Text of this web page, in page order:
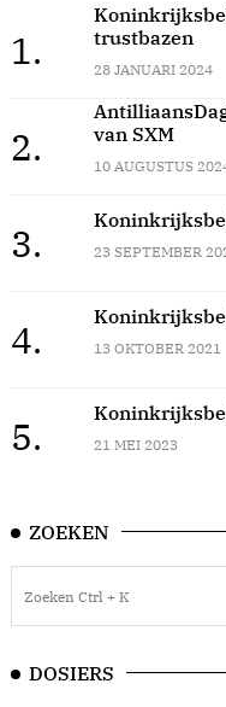
1.
trustbazen
28 JANUARI 2024
2.
van SXM
10 AUGUSTUS
3. 23 SEPTEMBER
4. 13 OKTOBER 2021
5. 21 MEI 2023
ZOEKEN
DOSIERS